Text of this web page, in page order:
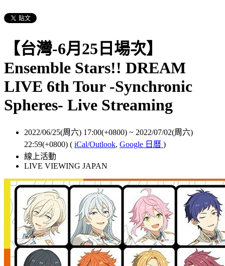
【台灣-6月25日場次】
Ensemble Stars!! DREAM
LIVE 6th Tour -Synchronic
Spheres- Live Streaming
2022/06/25(周六) 17:00(+0800) ~ 2022/07/02(周六)
22:59(+0800) ( iCal/Outlook, Google 日曆 )
線上活動
LIVE VIEWING JAPAN